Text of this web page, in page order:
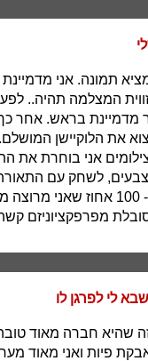
תמונה. אני
זווית המצלמה תהיה..
מדמיינת בראש. אחר
את הלוקיישן
אני בוחרת את
צבעים, לשחק עם
אחרי שהחלטתי ב- 100
מפרפקציוניזם
לי לפרגן לו
שהיא חברה מאוד
אבקת פיות ואני מאוד